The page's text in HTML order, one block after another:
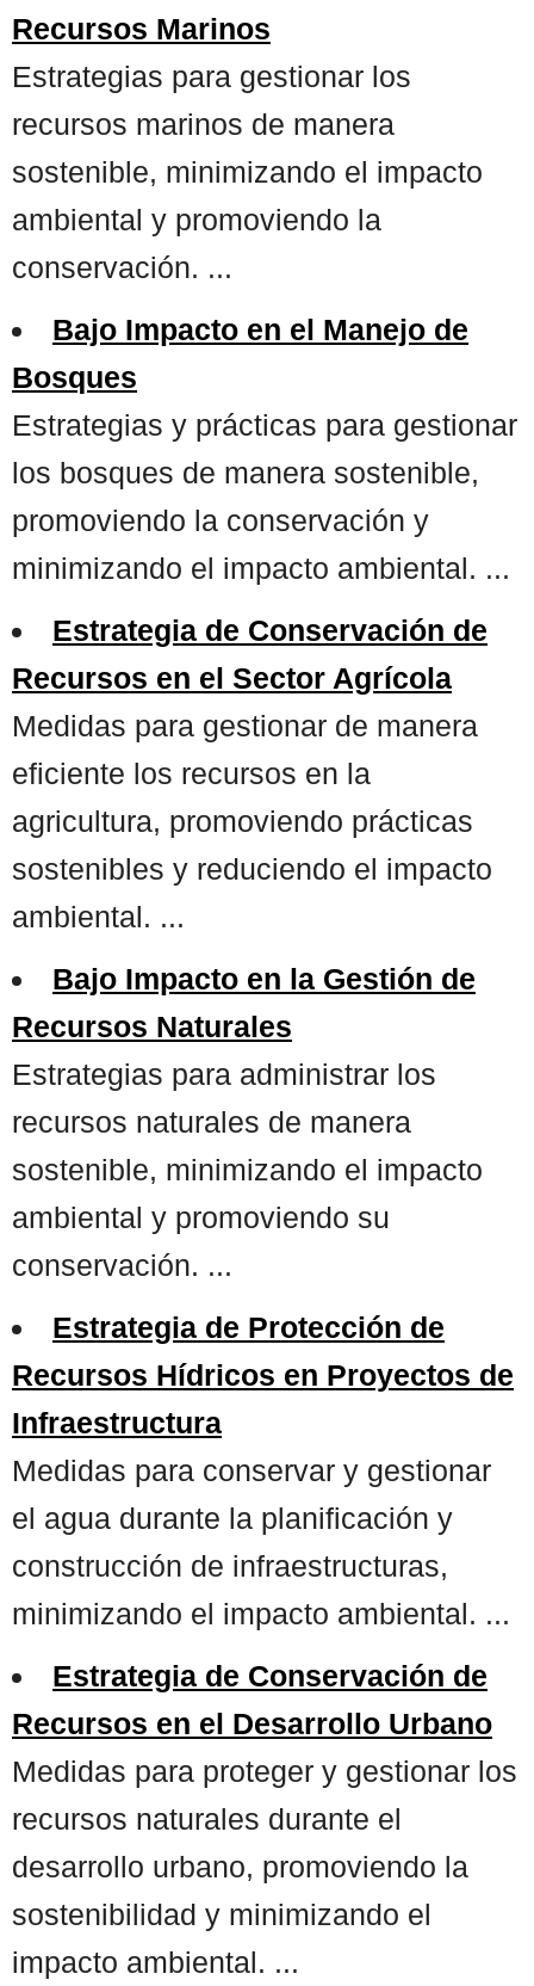
Recursos Marinos
Estrategias para gestionar los
recursos marinos de manera
sostenible, minimizando el impacto
ambiental y promoviendo la
conservación. ...
Bajo Impacto en el Manejo de
Bosques
Estrategias y prácticas para gestionar
los bosques de manera sostenible,
promoviendo la conservación y
minimizando el impacto ambiental. ...
Estrategia de Conservación de
Recursos en el Sector Agrícola
Medidas para gestionar de manera
eficiente los recursos en la
agricultura, promoviendo prácticas
sostenibles y reduciendo el impacto
ambiental. ...
Bajo Impacto en la Gestión de
Recursos Naturales
Estrategias para administrar los
recursos naturales de manera
sostenible, minimizando el impacto
ambiental y promoviendo su
conservación. ...
Estrategia de Protección de
Recursos Hídricos en Proyectos de
Infraestructura
Medidas para conservar y gestionar
el agua durante la planificación y
construcción de infraestructuras,
minimizando el impacto ambiental. ...
Estrategia de Conservación de
Recursos en el Desarrollo Urbano
Medidas para proteger y gestionar los
recursos naturales durante el
desarrollo urbano, promoviendo la
sostenibilidad y minimizando el
impacto ambiental. ...